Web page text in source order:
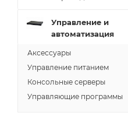
Управление и
автоматизация
Аксессуары
Управление питанием
Консольные серверы
Управляющие программы